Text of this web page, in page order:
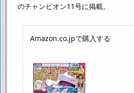
のチャンピオン11号に掲載。
Amazon.co.jpで購入する